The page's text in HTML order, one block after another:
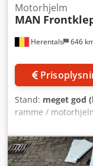
Herentals 646
Motorhjelm
MAN
Stand: meget god
ramme /
20 Cevoman
Cedpfx Aey R